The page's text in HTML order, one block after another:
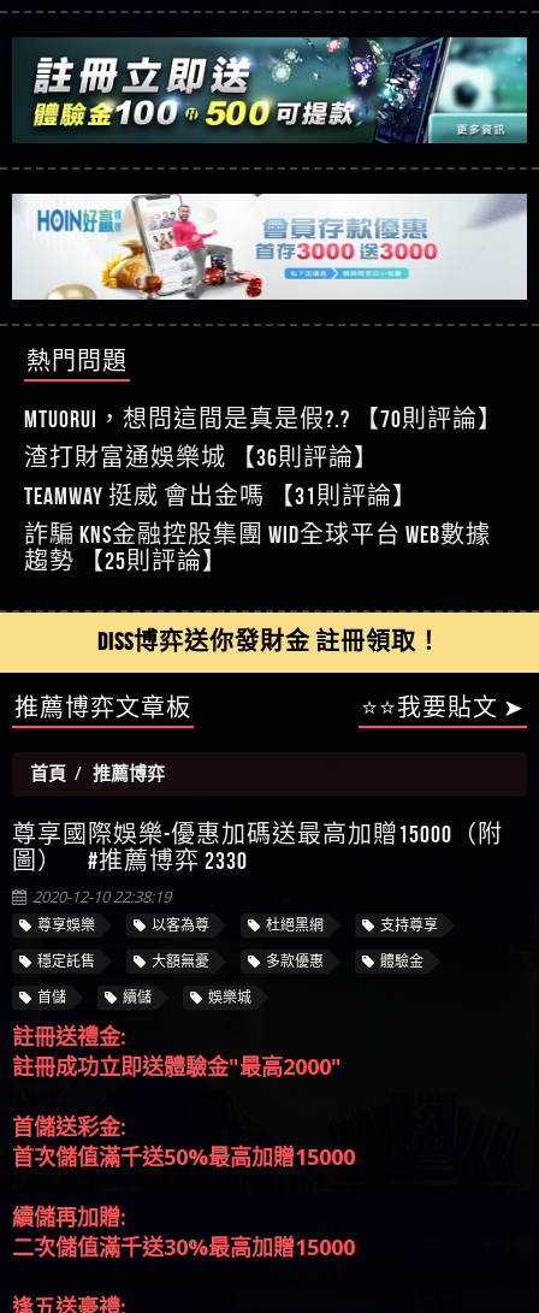
金 被M.L.Edge詐騙的錢一招拿回
不是詐騙 Robinhood是真的嗎 被Robinhood詐騙的錢怎
麼辦 本文教你如何拿回被騙資金
資金賴zg369】FLTO是詐騙嗎 FLTO是不是詐騙 FLTO是
真的嗎 被FLTO詐騙的錢怎麼辦 本文教你如何拿回
被騙資金
【其他問題】 遇詐騙求救賴【zg369】八旬老翁被
ALYWS詐騙家破人亡 ALYWS是真的嗎 ALYWS是不是詐騙
ALYWS是詐騙嗎 （ALYWS）無法出金 請小心群組暗椿
【其他問題】 一招教你揭秘新型詐騙手法 （受害
者免費援助賴zg369）當當詐騙 當當是不是詐騙 當
當是真的嗎 當當是詐騙嗎 六旬老婦深信當當高獲
利回報被騙的家破人亡
【其他問題】用理性數據指路，開啟你的高回報
娛樂之旅
【其他問題】【老玩家不藏私】2025 線上老虎機
這樣挑！RTP、波動率和平台安全的全攻略！
【推薦博弈】這款《ATG 武俠》老虎機真的猛！玩
過才知道什麼叫超過3萬種中獎方式！
【推薦博弈】BNG電子遊戲完整攻略！熱門老虎
機、集鴻運玩法、獨家試玩一次看！
【其他問題】【2025】ATG試玩必看！戰神賽特
51,000倍數玩法攻略，輕鬆稱霸老虎機！
【其他問題】「拆解力智投資詐騙套路緊急追討
賴zg369」力智投資是不是詐騙 力智投資是真的嗎
力智投資是詐騙嗎 南部老翁還在癡迷力智投資高
【其他問題】 【遇天盛商行詐騙追回資金賴
zg369】天盛商行詐騙 天盛商行是不是詐騙 天盛商
招教你拿回
【其他問題】 受害者援助賴【zg369】退休老翁被
點靈是不是詐騙 大戶e點靈是詐騙嗎 大戶e點靈無
法出金 （大戶e點靈）教你如何規避詐騙陷阱
費討回資金賴zg369】弘記投資是詐騙嗎 弘記投資
是不是詐騙 弘記投資是真的嗎 被弘記投資詐騙的
錢怎麼辦 本文教你如何拿回被騙資金
【其他問題】 被騙追回賴【zg369】KnTop利用新型
詐騙手法欺詐群眾 KnTop是真的嗎 KnTop是不是詐騙
KnTop是詐騙嗎 【KnTop】KnTop無法出金 被KnTop詐騙
的錢一招拿回
【其他問題】機台運算專案詐騙持續收割國人中
【免費討回資金賴zg369】機台運算專案是詐騙嗎
機台運算專案是不是詐騙 機台運算專案是真的嗎
被機台運算專案詐騙的錢怎麼辦 本文教你如何拿
回被騙資金
【其他問題】 Hoyabit詐騙持續收割國人中【免費
討回資金賴zg369】Hoyabit是詐騙嗎 Hoyabit是不是詐
騙 Hoyabit是真的嗎 被HoyabitHoyabit詐騙的錢怎麼辦
本文教你如何拿回被騙資金
【其他問題】KS.M多元化行銷詐騙持續收割國人
中【免費討回資金賴zg369】KS.M多元化行銷是詐
騙嗎 KS.M多元化行銷是不是詐騙 KS.M多元化行銷是
真的嗎 被KS.M多元化行銷詐騙的錢怎麼辦 本文教
你如何拿回被騙資金
【其他問題】免費追回賴「zg369」深度解析野原
家 Family & Love如何詐騙 野原家 Family & Love是不是詐
騙 野原家 Family & Love是真的嗎 野原家 Family & Love是
詐騙嗎 165多次通報野原家 Family & Love是詐騙平台
【其他問題】元盈橋詐騙持續收割國人中【免費
討回資金賴zg369】元盈橋是詐騙嗎 元盈橋是不是
詐騙 元盈橋是真的嗎 被元盈橋詐騙的錢怎麼辦
【其他問題】被騙追回賴【zg369】M.L.Edge利用新
型詐騙手法欺詐群眾 M.L.Edge是真的嗎 M.L.Edge是不
金 被M.L.Edge詐騙的錢一招拿回
【其他問題】 Robinhood詐騙持續收割國人中【免
不是詐騙 Robinhood是真的嗎 被Robinhood詐騙的錢怎
麼辦 本文教你如何拿回被騙資金
資金賴zg369】FLTO是詐騙嗎 FLTO是不是詐騙 FLTO是
真的嗎 被FLTO詐騙的錢怎麼辦 本文教你如何拿回
被騙資金
【其他問題】 遇詐騙求救賴【zg369】八旬老翁被
ALYWS詐騙家破人亡 ALYWS是真的嗎 ALYWS是不是詐騙
ALYWS是詐騙嗎 （ALYWS）無法出金 請小心群組暗椿
【其他問題】 一招教你揭秘新型詐騙手法 （受害
者免費援助賴zg369）當當詐騙 當當是不是詐騙 當
當是真的嗎 當當是詐騙嗎 六旬老婦深信當當高獲
利回報被騙的家破人亡
【黃伊珊】不推薦爛公司
【陳順堪】星匯娛樂城出金幾次後贏錢就不給出
金
【陳順堪】黑網出金幾次後贏了就不出金出
【玩運彩】
【asd】唬爛不出金黑網垃圾平台
【侯依揚】廢物喔
【傑】推代理真的好相處
【盧鴻傑】請問一下100多萬會出金嗎，有誰可以
回答
【王亞廷】LINE:kK605638
【王亞廷】#免費手遊#錢龍皇ONLINE#http
【傑】真的
【Wei】讚
【沈樂慧】又是九州??爛死了黑網不要玩
【林伊依】爛死了拉贏錢直接鎖帳號可以去吃屎
【陳靜茹】推薦小畢，我也是小畢的會員～～
【黃家羭】推推
【AVA娛樂城】還會自己做假對話來毀謗欸哈哈哈
【黃伊珊】不推薦爛公司
金
【陳順堪】黑網出金幾次後贏了就不出金出
【玩運彩】
【蘇俊曄】所以會出金嗎現在也是一樣的狀況
熱門問題
MTUORUi，想問這間是真是假?.? 【70則評論】
渣打財富通娛樂城 【36則評論】
TEAMWAY 挺威 會出金嗎 【31則評論】
詐騙 kns金融控股集團 WID全球平台 WEB數據
趨勢 【25則評論】
推薦博弈文章板 ⭐⭐我要貼文 ➤
首頁 推薦博弈
圖） #推薦博弈 2330
2020-12-10 22:38:19
穩定託售
大額無憂 多款優惠
體驗金
首儲
續儲 娛樂城
註冊送禮金:
註冊成功立即送體驗金"最高2000"
首儲送彩金:
首次儲值滿千送50%最高加贈15000
續儲再加贈:
二次儲值滿千送30%最高加贈15000
逢五送豪禮:
每月5，15，25日儲值再加贈20%最高加贈15000